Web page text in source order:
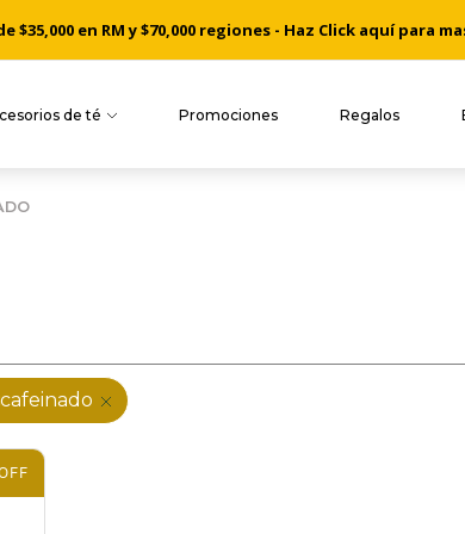
a mano desde nuestros jardines de té de Ceylon
$35,000 en RM y $70,000 regiones - Haz Click aquí para
de té Promociones Regalos